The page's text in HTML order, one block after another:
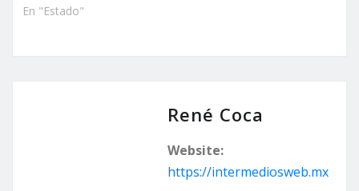
En "Estado"
René Coca
Website:
https://intermediosweb.mx